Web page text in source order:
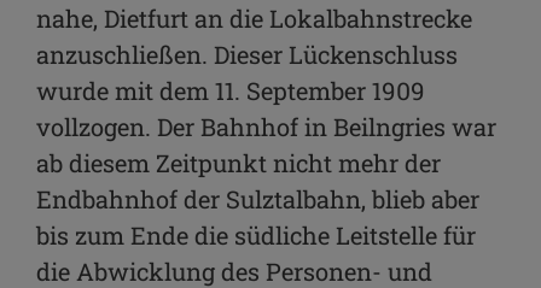
nahe, Dietfurt an die Lokalbahnstrecke
anzuschließen. Dieser Lückenschluss
wurde mit dem 11. September 1909
vollzogen. Der Bahnhof in Beilngries war
ab diesem Zeitpunkt nicht mehr der
Endbahnhof der Sulztalbahn, blieb aber
bis zum Ende die südliche Leitstelle für
die Abwicklung des Personen- und